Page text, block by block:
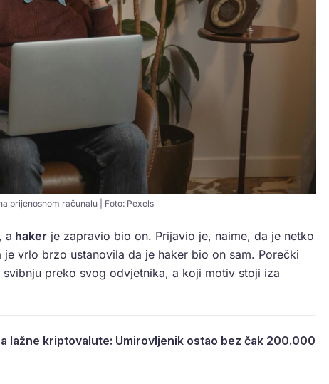
prijenosnom računalu | Foto: Pexels
a haker je zapravio bio on. Prijavio je, naime, da je netko
vrlo brzo ustanovila da je haker bio on sam. Porečki
preko svog odvjetnika, a koji motiv stoji iza
lažne kriptovalute: Umirovljenik ostao bez čak 200.000